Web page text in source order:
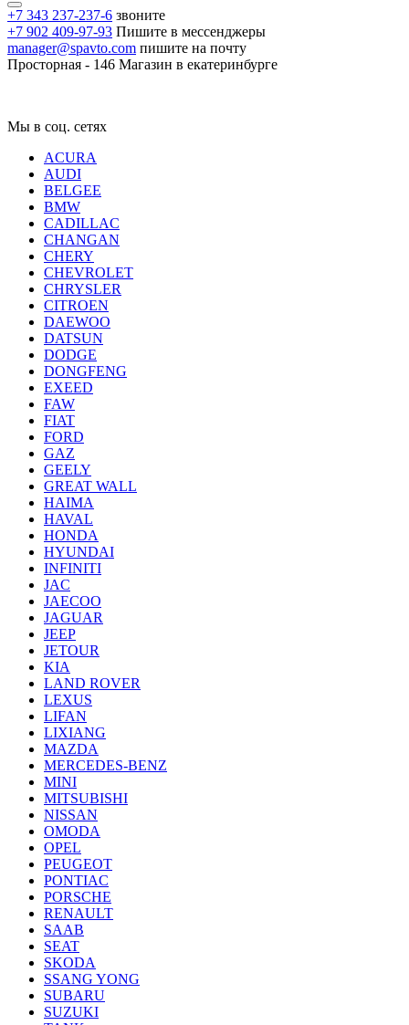
+7 343 237-237-6 звоните
+7 902 409-97-93 Пишите в мессенджеры
manager@spavto.com пишите на почту
Просторная - 146 Магазин в екатеринбурге
Мы в соц. сетях
ACURA
AUDI
BELGEE
BMW
CADILLAC
CHANGAN
CHERY
CHEVROLET
CHRYSLER
CITROEN
DAEWOO
DATSUN
DODGE
DONGFENG
EXEED
FAW
FIAT
FORD
GAZ
GEELY
GREAT WALL
HAIMA
HAVAL
HONDA
HYUNDAI
INFINITI
JAC
JAECOO
JAGUAR
JEEP
JETOUR
KIA
LAND ROVER
LEXUS
LIFAN
LIXIANG
MAZDA
MERCEDES-BENZ
MINI
MITSUBISHI
NISSAN
OMODA
OPEL
PEUGEOT
PONTIAC
PORSCHE
RENAULT
SAAB
SEAT
SKODA
SSANG YONG
SUBARU
SUZUKI